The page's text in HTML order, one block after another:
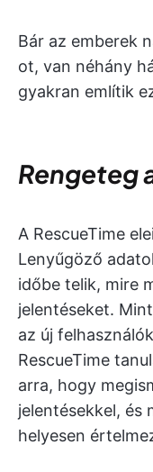
Bár az emberek
ot, van néhány
gyakran említik
Rengeteg
A RescueTime
Lenyűgöző
időbe telik, mire
jelentéseket.
az új
RescueTime
arra, hogy
jelentésekkel, és
helyesen